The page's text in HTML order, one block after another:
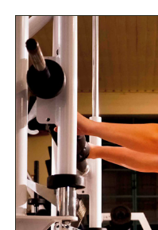
Entrevistas
Antes
e
Depois
Superação
Fisiculturismo
Anabolizantes
Suplementação